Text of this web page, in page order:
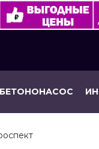
БЕТОНОНАСОС